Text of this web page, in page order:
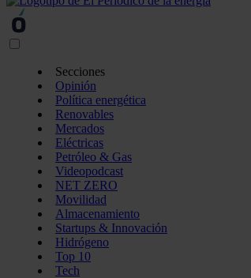
Secciones
Opinión
Política energética
Renovables
Mercados
Eléctricas
Petróleo & Gas
Videopodcast
NET ZERO
Movilidad
Almacenamiento
Startups & Innovación
Hidrógeno
Top 10
Tech